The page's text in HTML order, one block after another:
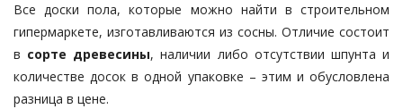
Все доски пола, которые можно найти в строительном
гипермаркете, изготавливаются из сосны. Отличие состоит
в сорте древесины, наличии либо отсутствии шпунта и
количестве досок в одной упаковке – этим и обусловлена
разница в цене.